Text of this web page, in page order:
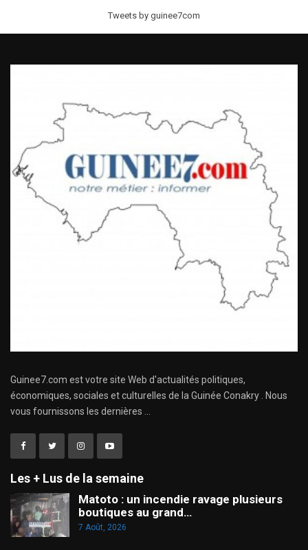
Tweets by guinee7com
Guinee7.com est votre site Web d'actualités politiques,
économiques, sociales et culturelles de la Guinée Conakry . Nous
vous fournissons les dernières ...
Les + Lus de la semaine
Matoto : un incendie ravage plusieurs
boutiques au grand…
7 Août, 2026